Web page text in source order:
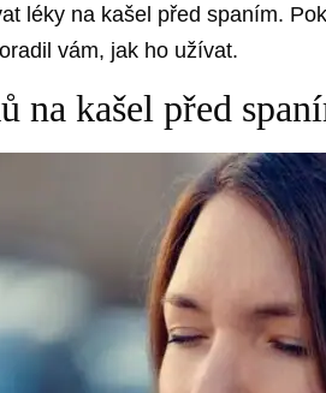
léky na kašel před spaním.
vám, jak ho užívat.
na kašel před